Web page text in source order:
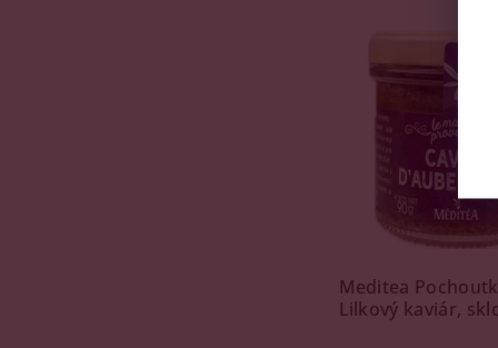
Meditea
Lilkový kaviár,